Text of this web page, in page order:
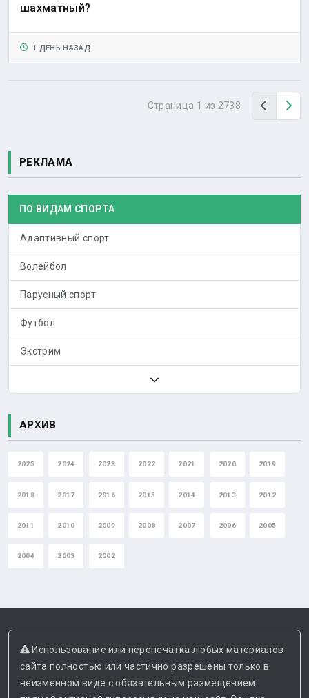
шахматный?
1 ДЕНЬ НАЗАД
Страница 1 из 2738 Назад
РЕКЛАМА
ПО ВИДАМ СПОРТА
Адаптивный спорт
Волейбол
Парусный спорт
Футбол
Экстрим
АРХИВ
2025 2024 2023 2022 2021 2020 2019
2018 2017 2016 2015 2014 2013 2012
2011 2010 2009 2008 2007 2006 2005
2004 2003 2002
Использование или перепечатка любых материалов
сайта полностью или частично разрешены только в
неизменном виде с обязательным размещением